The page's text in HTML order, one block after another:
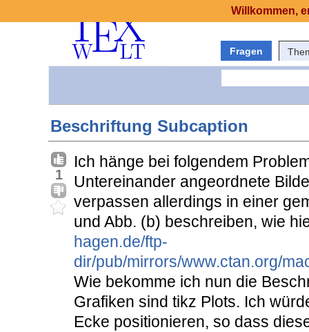
Fragen
Beschriftung Subcaption
1
Ich hänge bei folgendem
Untereinander angeordnete
verpassen allerdings in einer
und Abb. (b) beschreiben, wie
hagen.de/ftp-
dir/pub/mirrors/www.ctan.org/
Wie bekomme ich nun die
Grafiken sind tikz Plots. Ich
Ecke positionieren, so dass
Willkommen,